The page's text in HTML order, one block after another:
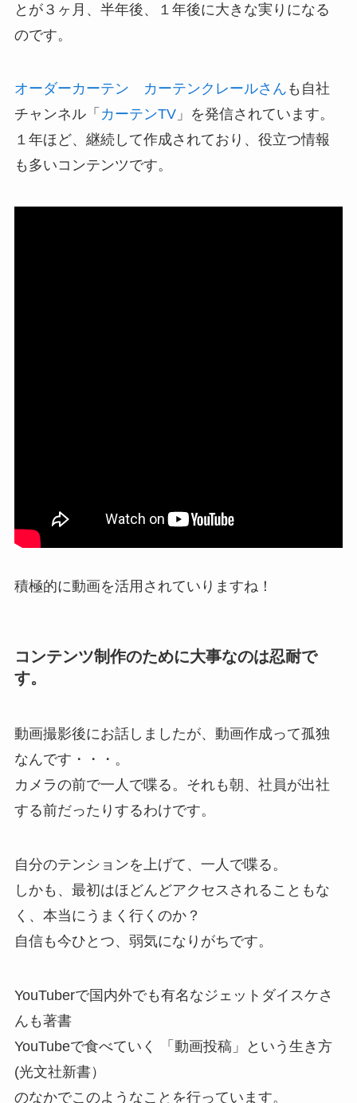
とが３ヶ月、半年後、１年後に大きな実りになる
のです。
オーダーカーテン カーテンクレールさん も自社
チャンネル「 カーテンTV」を発信されています。
１年ほど、継続して作成されており、役立つ情報
も多いコンテンツです。
積極的に動画を活用されていりますね！
コンテンツ制作のために大事なのは忍耐で
す。
動画撮影後にお話しましたが、動画作成って孤独
なんです・・・。
カメラの前で一人で喋る。それも朝、社員が出社
する前だったりするわけです。
自分のテンションを上げて、一人で喋る。
しかも、最初はほどんどアクセスされることもな
く、本当にうまく行くのか？
自信も今ひとつ、弱気になりがちです。
YouTuberで国内外でも有名なジェットダイスケさ
んも著書
YouTubeで食べていく 「動画投稿」という生き方
(光文社新書）
のなかでこのようなことを行っています。